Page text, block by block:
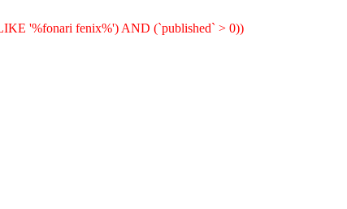
'%fonari fenix%') AND (`published` > 0))